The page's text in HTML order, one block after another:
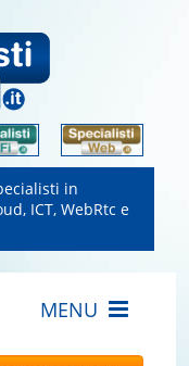
in
ICT, WebRtc e